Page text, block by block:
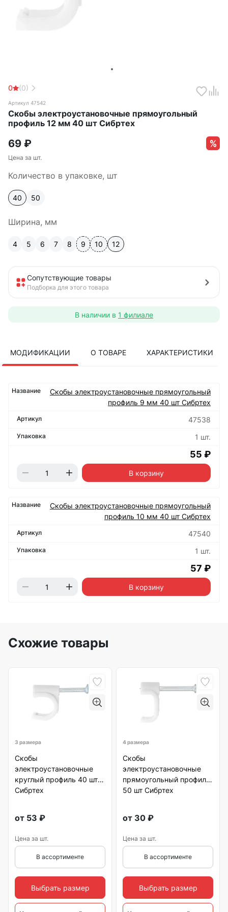
0 (0)
Артикул 47542
Скобы электроустановочные прямоугольный
профиль 12 мм 40 шт Сибртех
69 ₽
Цена за шт.
Количество в упаковке, шт
40 50
Ширина, мм
4 5 6 7 8 9 10 12
Сопутствующие товары
Подборка для этого товара
В наличии в 1 филиале
МОДИФИКАЦИИ О ТОВАРЕ ХАРАКТЕРИСТИКИ
Скобы электроустановочные прямоугольный
профиль 9 мм 40 шт Сибртех
47538
1 шт.
55 ₽
В корзину
Скобы электроустановочные прямоугольный
профиль 10 мм 40 шт Сибртех
47540
1 шт.
57 ₽
В корзину
Схожие товары
3 размера
Скобы
электроустановочные
круглый профиль 40 шт
Сибртех
от 53 ₽
Цена за шт.
В ассортименте
Выбрать размер
4 размера
Скобы
электроустановочные
прямоугольный профиль
50 шт Сибртех
от 30 ₽
Цена за шт.
В ассортименте
Выбрать размер